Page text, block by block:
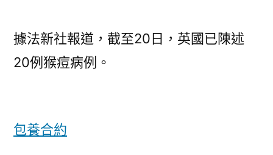
據法新社報道，截至20日，英國已陳述
20例猴痘病例。
包養合約